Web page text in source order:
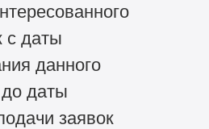
с даты
данного
даты
заявок